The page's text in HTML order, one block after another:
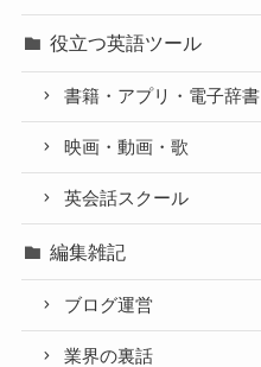
役立つ英語ツール
書籍・アプリ・電子辞書
映画・動画・歌
英会話スクール
編集雑記
ブログ運営
業界の裏話